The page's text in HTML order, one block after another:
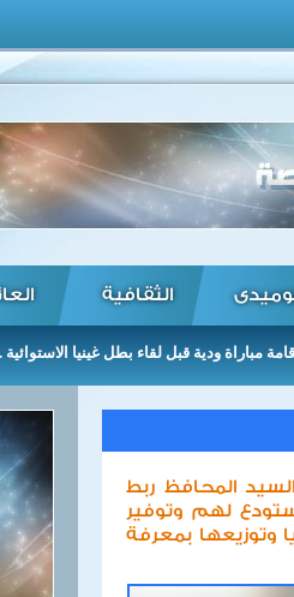
الثقافية
ودية قبل لقاء بطل غينيا الاستوائية ...
المحافظ ربط
لهم وتوفير
حدود ما يناظر 100 جنيه يوميا وتوزيعها بمعرفة